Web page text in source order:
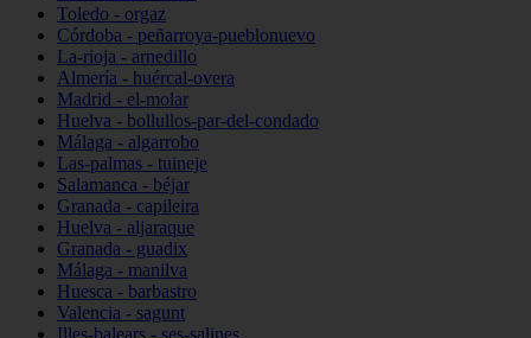
Toledo - orgaz
Córdoba - peñarroya-pueblonuevo
La-rioja - arnedillo
Almería - huércal-overa
Madrid - el-molar
Huelva - bollullos-par-del-condado
Málaga - algarrobo
Las-palmas - tuineje
Salamanca - béjar
Granada - capileira
Huelva - aljaraque
Granada - guadix
Málaga - manilva
Huesca - barbastro
Valencia - sagunt
Illes-balears - ses-salines